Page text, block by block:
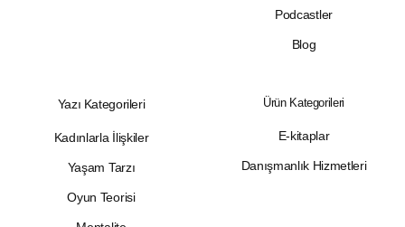
Podcastler
Blog
Yazı Kategorileri
Kadınlarla İlişkiler
Yaşam Tarzı
Oyun Teorisi
Ürün Kategorileri
E-kitaplar
Danışmanlık Hizmetleri